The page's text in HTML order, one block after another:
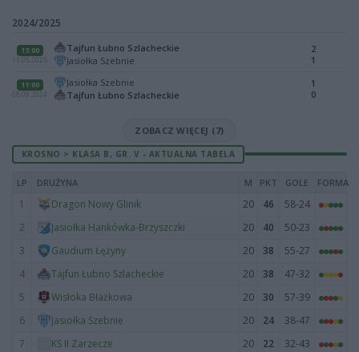
2024/2025
13:00
Tajfun Łubno Szlacheckie
Jasiołka Szebnie
2
1
11:00
08.09.2024
Jasiołka Szebnie
Tajfun Łubno Szlacheckie
1
0
ZOBACZ WIĘCEJ (7)
KROSNO > KLASA B, GR. V - AKTUALNA TABELA
LP DRUŻYNA M PKT GOLE FORMA
1 Dragon Nowy Glinik 20 46
58-24
2
Jasiołka Hankówka-Brzyszczki 20 40
50-23
3
Gaudium Łężyny 20 38
55-27
4
Tajfun Łubno Szlacheckie 20 38
47-32
5
Wisłoka Błażkowa 20 30
57-39
6
Jasiołka Szebnie 20 24
38-47
7
KS II Zarzecze 20 22
32-43